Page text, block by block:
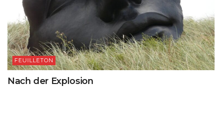
FEUILLETON
Nach der Explosion